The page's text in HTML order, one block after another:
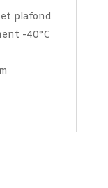
plafond
-40°C